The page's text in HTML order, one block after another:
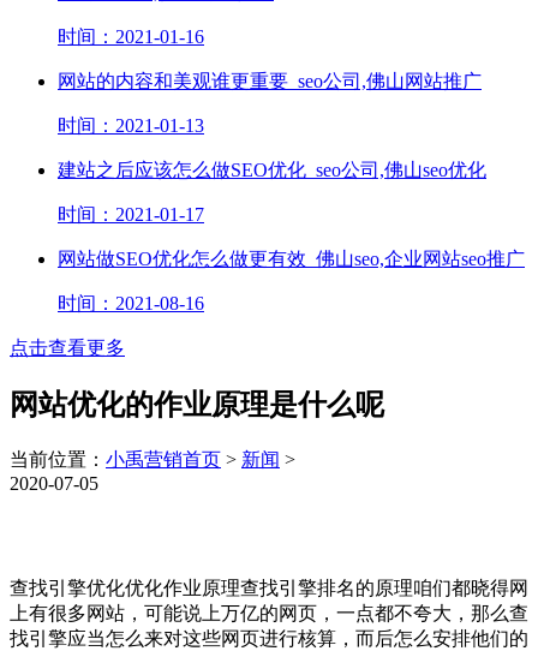
时间：2021-01-16
网站的内容和美观谁更重要_seo公司,佛山网站推广
时间：2021-01-13
建站之后应该怎么做SEO优化_seo公司,佛山seo优化
时间：2021-01-17
网站做SEO优化怎么做更有效_佛山seo,企业网站seo推广
时间：2021-08-16
点击查看更多
网站优化的作业原理是什么呢
当前位置： 小禹营销首页 > 新闻 >
2020-07-05
查找引擎优化优化作业原理查找引擎排名的原理咱们都晓得网
上有很多网站，可能说上万亿的网页，一点都不夸大，那么查
找引擎应当怎么来对这些网页进行核算，而后怎么安排他们的